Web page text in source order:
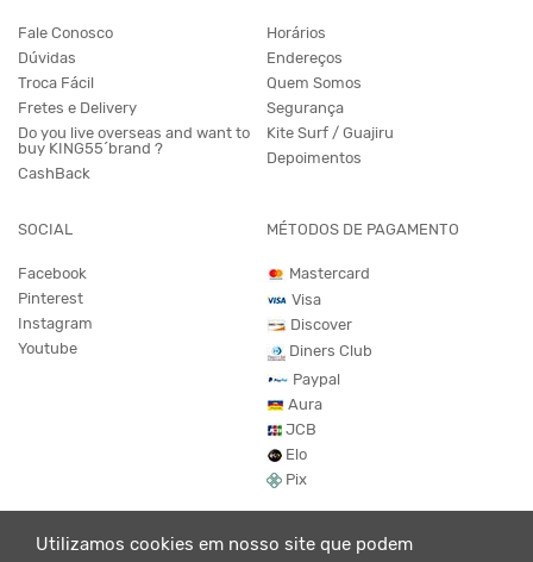
Utilizamos cookies em nosso site que podem
Fale Conosco
Dúvidas
Troca Fácil
Fretes e Delivery
Do you live overseas and want to
buy KING55´brand ?
CashBack
Horários
Endereços
Quem Somos
Segurança
Kite Surf / Guajiru
Depoimentos
SOCIAL
Facebook
Pinterest
Instagram
Youtube
MÉTODOS DE PAGAMENTO
Mastercard
Visa
Discover
Diners Club
Paypal
Aura
JCB
Elo
Pix